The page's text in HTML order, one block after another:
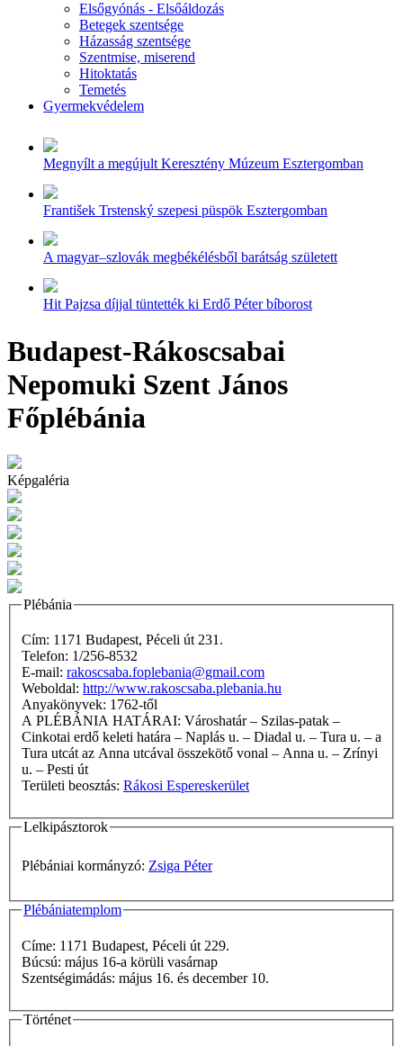
Elsőgyónás - Elsőáldozás
Betegek szentsége
Házasság szentsége
Szentmise, miserend
Hitoktatás
Temetés
Gyermekvédelem
Megnyílt a megújult Keresztény Múzeum Esztergomban
František Trstenský szepesi püspök Esztergomban
A magyar–szlovák megbékélésből barátság született
Hit Pajzsa díjjal tüntették ki Erdő Péter bíborost
Budapest-Rákoscsabai
Nepomuki Szent János
Főplébánia
Képgaléria
Plébánia
Cím: 1171 Budapest, Péceli út 231.
Telefon: 1/256-8532
E-mail: rakoscsaba.foplebania@gmail.com
Weboldal: http://www.rakoscsaba.plebania.hu
Anyakönyvek: 1762-től
A PLÉBÁNIA HATÁRAI: Városhatár – Szilas-patak –
Cinkotai erdő keleti határa – Naplás u. – Diadal u. – Tura u. – a
Tura utcát az Anna utcával összekötő vonal – Anna u. – Zrínyi
u. – Pesti út
Területi beosztás: Rákosi Espereskerület
Lelkipásztorok
Plébániai kormányzó: Zsiga Péter
Plébániatemplom
Címe: 1171 Budapest, Péceli út 229.
Búcsú: május 16-a körüli vasárnap
Szentségimádás: május 16. és december 10.
Történet